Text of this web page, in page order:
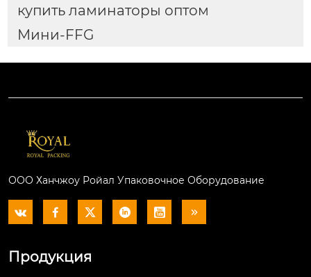
купить ламинаторы оптом
Мини-FFG
ООО Ханчжоу Ройал Упаковочное Оборудование
     
Продукция